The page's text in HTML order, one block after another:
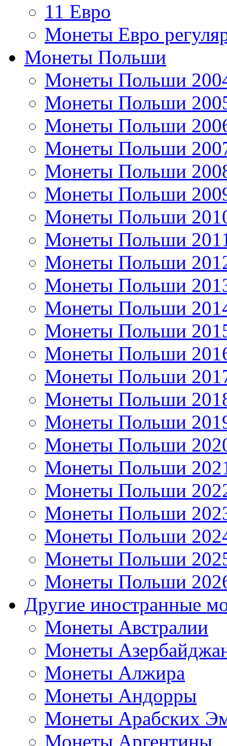
11 Евро
Монеты Евро
Монеты Польши
Монеты Польши
Монеты Польши
Монеты Польши
Монеты Польши
Монеты Польши
Монеты Польши
Монеты Польши
Монеты Польши
Монеты Польши
Монеты Польши
Монеты Польши
Монеты Польши
Монеты Польши
Монеты Польши
Монеты Польши
Монеты Польши
Монеты Польши
Монеты Польши
Монеты Польши
Монеты Польши
Монеты Польши
Монеты Польши
Монеты Польши
Другие иностранные
Монеты Австралии
Монеты
Монеты Алжира
Монеты Андорры
Монеты Арабских
Монеты Аргентины